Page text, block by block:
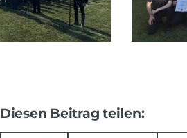
Diesen Beitrag teilen: